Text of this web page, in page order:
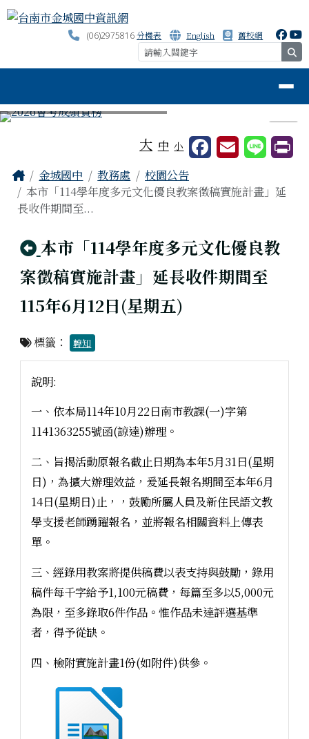
跳至主內容區
台南市金城國中資訊網
(06)2975816分機表 English 舊校網
⏸
大 中 小
主內容區域
Home
金城國中 教務處
校園公告
本市「114學年度多元文化優良教案徵稿實施計畫」延
長收件期間至...
回上頁
本市「114學年度多元文化優良教
案徵稿實施計畫」延長收件期間至
115年6月12日(星期五)
標籤： 轉知
說明:
一、依本局114年10月22日南市教課(一)字第
1141363255號函(諒達)辦理。
二、旨揭活動原報名截止日期為本年5月31日(星期
日)，為擴大辦理效益，爰延長報名期間至本年6月
14日(星期日)止，，鼓勵所屬人員及新住民語文教
學支援老師踴躍報名，並將報名相關資料上傳表
單。
三、經錄用教案將提供稿費以表支持與鼓勵，錄用
稿件每千字給予1,100元稿費，每篇至多以5,000元
為限，至多錄取6件作品。惟作品未達評選基準
者，得予從缺。
四、檢附實施計畫1份(如附件)供參。
頁尾區域